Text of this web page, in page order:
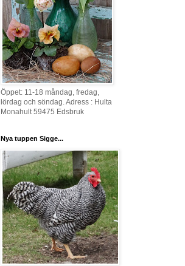
Öppet: 11-18 måndag, fredag,
lördag och söndag. Adress : Hulta
Monahult 59475 Edsbruk
Nya tuppen Sigge...